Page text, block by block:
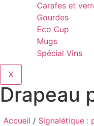
Carafes et
Gourdes
Eco Cup
Mugs
Spécial Vins
X
Drapeau
Accueil / Signalétique :